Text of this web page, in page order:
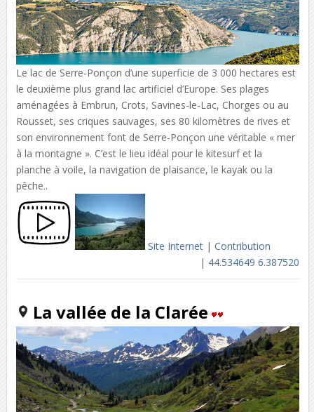
Le lac de Serre-Ponçon d’une superficie de 3 000 hectares est
le deuxième plus grand lac artificiel d’Europe. Ses plages
aménagées à Embrun, Crots, Savines-le-Lac, Chorges ou au
Rousset, ses criques sauvages, ses 80 kilomètres de rives et
son environnement font de Serre-Ponçon une véritable « mer
à la montagne ». C’est le lieu idéal pour le kitesurf et la
planche à voile, la navigation de plaisance, le kayak ou la
pêche..
Site Internet| Contribution
| 44.534649 6.387520
La vallée de la Clarée